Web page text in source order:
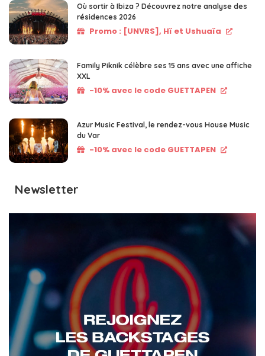
Où sortir à Ibiza ? Découvrez notre analyse des
résidences 2026
Promo : [UNVRS], Hï et Ushuaïa
Family Piknik célèbre ses 15 ans avec une affiche
XXL
-10% avec le code GUETTAPEN
Azur Music Festival, le rendez-vous House Music
du Var
-10% avec le code GUETTAPEN
Newsletter